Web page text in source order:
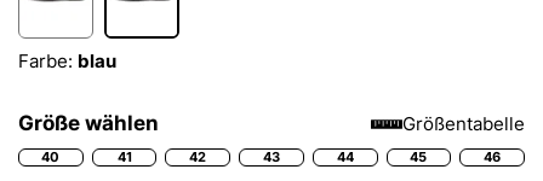
Farbe: blau
Größe wählen Größentabelle
40 41 42 43 44 45 46